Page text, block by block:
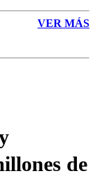
VER MÁS
de